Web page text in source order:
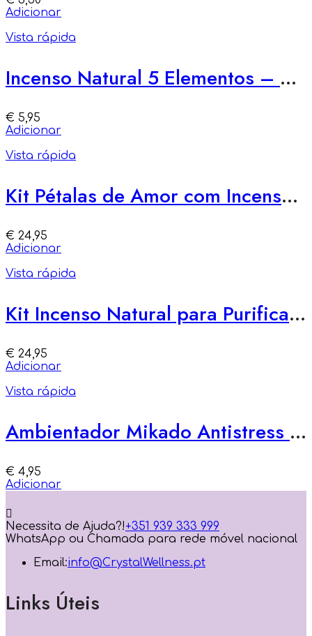
Adicionar
Vista rápida
Incenso Natural 5 Elementos – Renascer da Água
€ 5,95
Adicionar
Vista rápida
Kit Pétalas de Amor com Incensos Naturais
€ 24,95
Adicionar
Vista rápida
Kit Incenso Natural para Purificação
€ 24,95
Adicionar
Vista rápida
Ambientador Mikado Antistress – Regeneração e Foco
€ 4,95
Adicionar
Necessita de Ajuda?!+351 939 333 999
WhatsApp ou Chamada para rede móvel nacional
Email:info@CrystalWellness.pt
Links Úteis